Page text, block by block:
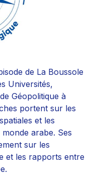
de La Boussole
Universités,
Géopolitique à
portent sur les
et les
arabe. Ses
sur les
et les rapports entre